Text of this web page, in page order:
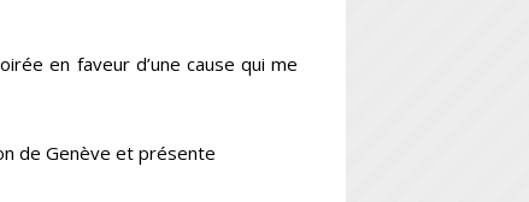
en faveur d’une cause qui me
de Genève et présente